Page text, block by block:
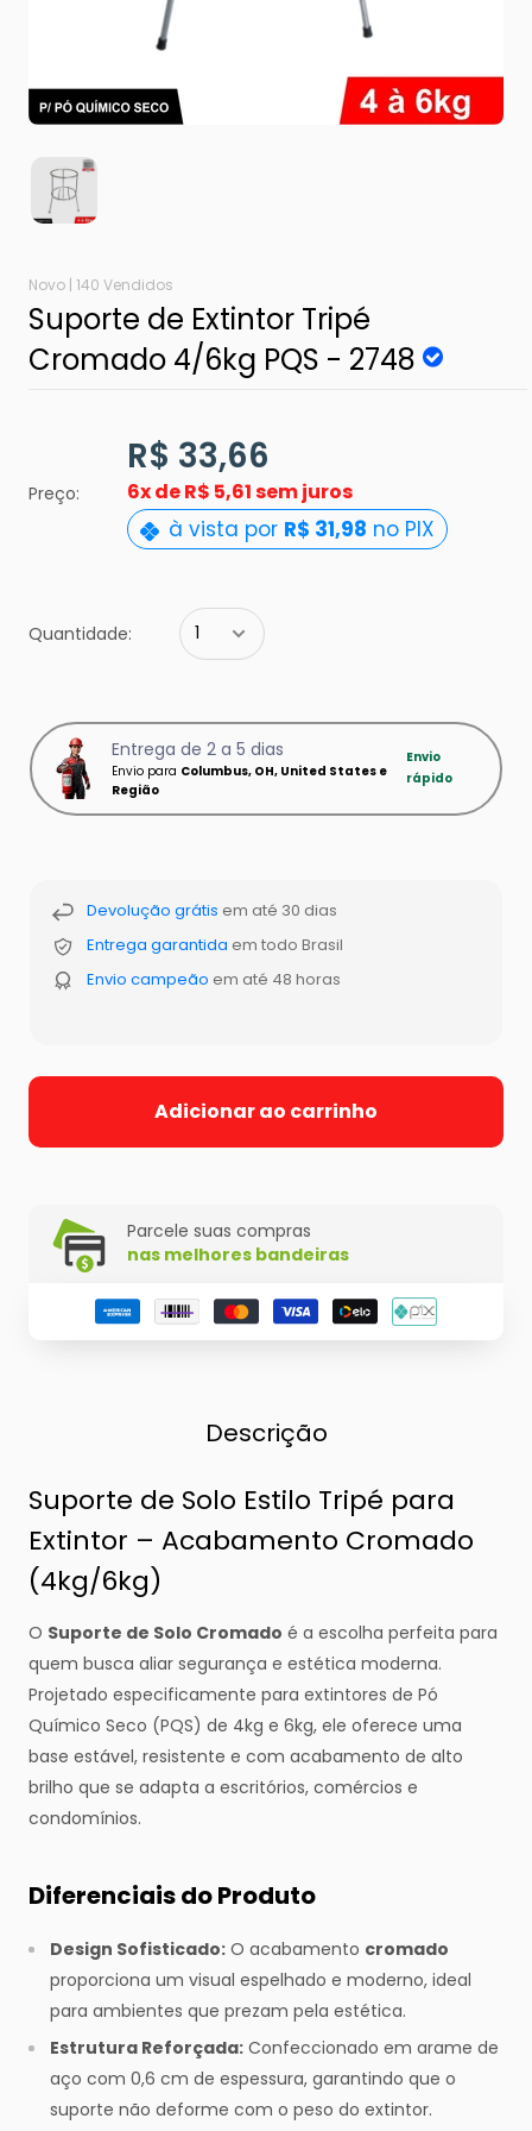
Novo | 140 Vendidos
Suporte de Extintor Tripé
Cromado 4/6kg PQS - 2748
Preço:
R$ 33,66
6x deR$ 5,61 sem juros
à vista por R$ 31,98 no PIX
Quantidade:
Entrega de 2 a 5 dias
Envio para Columbus, OH, United States e
Região
Envio
rápido
Devolução grátis em até 30 dias
Entrega garantida em todo Brasil
Envio campeão em até 48 horas
Adicionar ao carrinho
Parcele suas compras
nas melhores bandeiras
Descrição
Suporte de Solo Estilo Tripé para
Extintor – Acabamento Cromado
(4kg/6kg)
O Suporte de Solo Cromado é a escolha perfeita para
quem busca aliar segurança e estética moderna.
Projetado especificamente para extintores de Pó
Químico Seco (PQS) de 4kg e 6kg, ele oferece uma
base estável, resistente e com acabamento de alto
brilho que se adapta a escritórios, comércios e
condomínios.
Diferenciais do Produto
Design Sofisticado: O acabamento cromado
proporciona um visual espelhado e moderno, ideal
para ambientes que prezam pela estética.
Estrutura Reforçada: Confeccionado em arame de
aço com 0,6 cm de espessura, garantindo que o
suporte não deforme com o peso do extintor.